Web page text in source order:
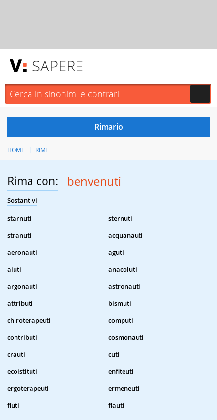
SAPERE
HOME RIME
Rima con: benvenuti
Sostantivi
starnuti
sternuti
stranuti
acquanauti
aeronauti
aguti
aiuti
anacoluti
argonauti
astronauti
attributi
bismuti
chiroterapeuti
computi
contributi
cosmonauti
crauti
cuti
ecoistituti
enfiteuti
ergoterapeuti
ermeneuti
fiuti
flauti